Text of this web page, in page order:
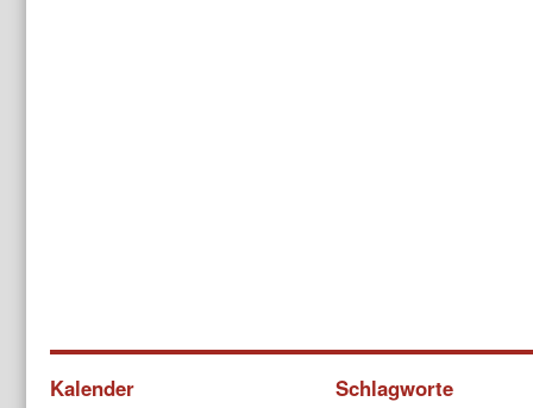
Kalender
Schlagworte